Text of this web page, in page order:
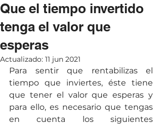
Que el tiempo invertido
tenga el valor que
esperas
Actualizado: 11 jun 2021
Para sentir que rentabilizas el
tiempo que inviertes, éste tiene
que tener el valor que esperas y
para ello, es necesario que tengas
en cuenta los siguientes